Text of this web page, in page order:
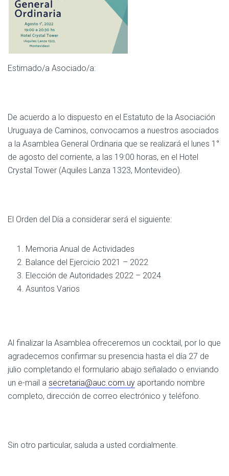
Estimado/a Asociado/a:
De acuerdo a lo dispuesto en el Estatuto de la Asociación
Uruguaya de Caminos, convocamos a nuestros asociados
a la Asamblea General Ordinaria que se realizará el lunes 1°
de agosto del corriente, a las 19:00 horas, en el Hotel
Crystal Tower (Aquiles Lanza 1323, Montevideo).
El Orden del Día a considerar será el siguiente:
Memoria Anual de Actividades
Balance del Ejercicio 2021 – 2022
Elección de Autoridades 2022 – 2024
Asuntos Varios
Al finalizar la Asamblea ofreceremos un cocktail, por lo que
agradecemos confirmar su presencia hasta el día 27 de
julio completando el formulario abajo señalado o enviando
un e-mail a secretaria@auc.com.uy aportando nombre
completo, dirección de correo electrónico y teléfono.
Sin otro particular, saluda a usted cordialmente.